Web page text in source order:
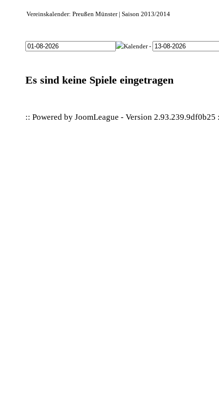
Vereinskalender: Preußen Münster | Saison 2013/2014
-
Es sind keine Spiele eingetragen
:: Powered by JoomLeague - Version 2.93.239.9df0b25